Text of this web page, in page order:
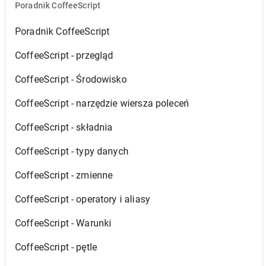
Poradnik CoffeeScript
Poradnik CoffeeScript
CoffeeScript - przegląd
CoffeeScript - Środowisko
CoffeeScript - narzędzie wiersza poleceń
CoffeeScript - składnia
CoffeeScript - typy danych
CoffeeScript - zmienne
CoffeeScript - operatory i aliasy
CoffeeScript - Warunki
CoffeeScript - pętle